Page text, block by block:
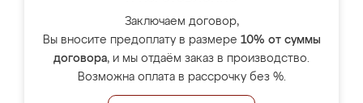
Заключаем договор,
Вы вносите предоплату в размере 10% от суммы
договора, и мы отдаём заказ в производство.
Возможна оплата в рассрочку без %.